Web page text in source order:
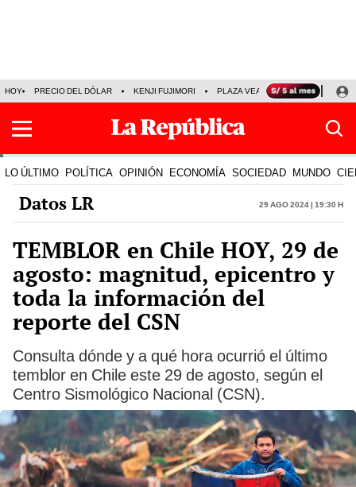
HOY PRECIO DEL DÓLAR KENJI FUJIMORI PLAZA VEA FERIADOS
LO ÚLTIMO POLÍTICA OPINIÓN ECONOMÍA SOCIEDAD MUNDO
Datos LR 29 Ago 2024 | 19:30 h
TEMBLOR en Chile HOY, 29 de
agosto: magnitud, epicentro y
toda la información del
reporte del CSN
Consulta dónde y a qué hora ocurrió el último
temblor en Chile este 29 de agosto, según el
Centro Sismológico Nacional (CSN).